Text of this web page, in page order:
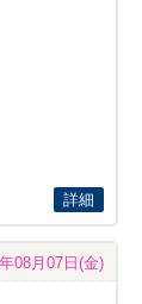
詳細
08月07日(金)